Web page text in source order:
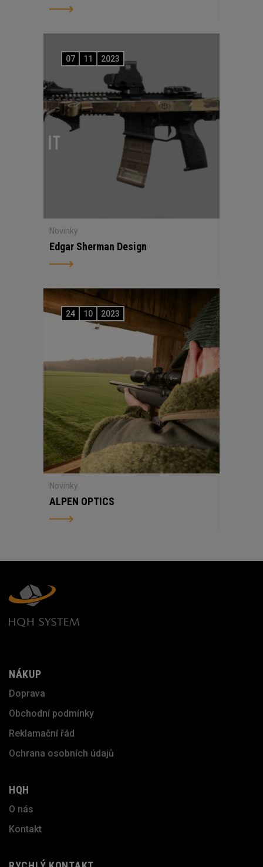
07 11 2023
Novinky
Edgar Sherman Design
24 10 2023
Novinky
ALPEN OPTICS
NÁKUP
Doprava
Obchodní podmínky
Reklamační řád
Ochrana osobních údajů
HQH
O nás
Kontakt